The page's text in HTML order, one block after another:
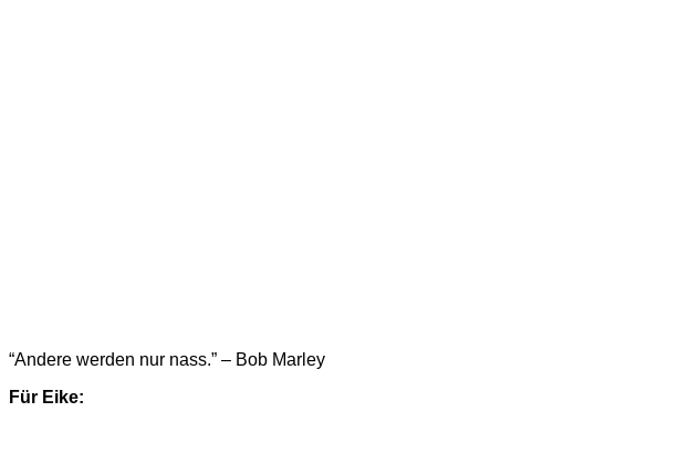
“Andere werden nur nass.” – Bob Marley
Für Eike: